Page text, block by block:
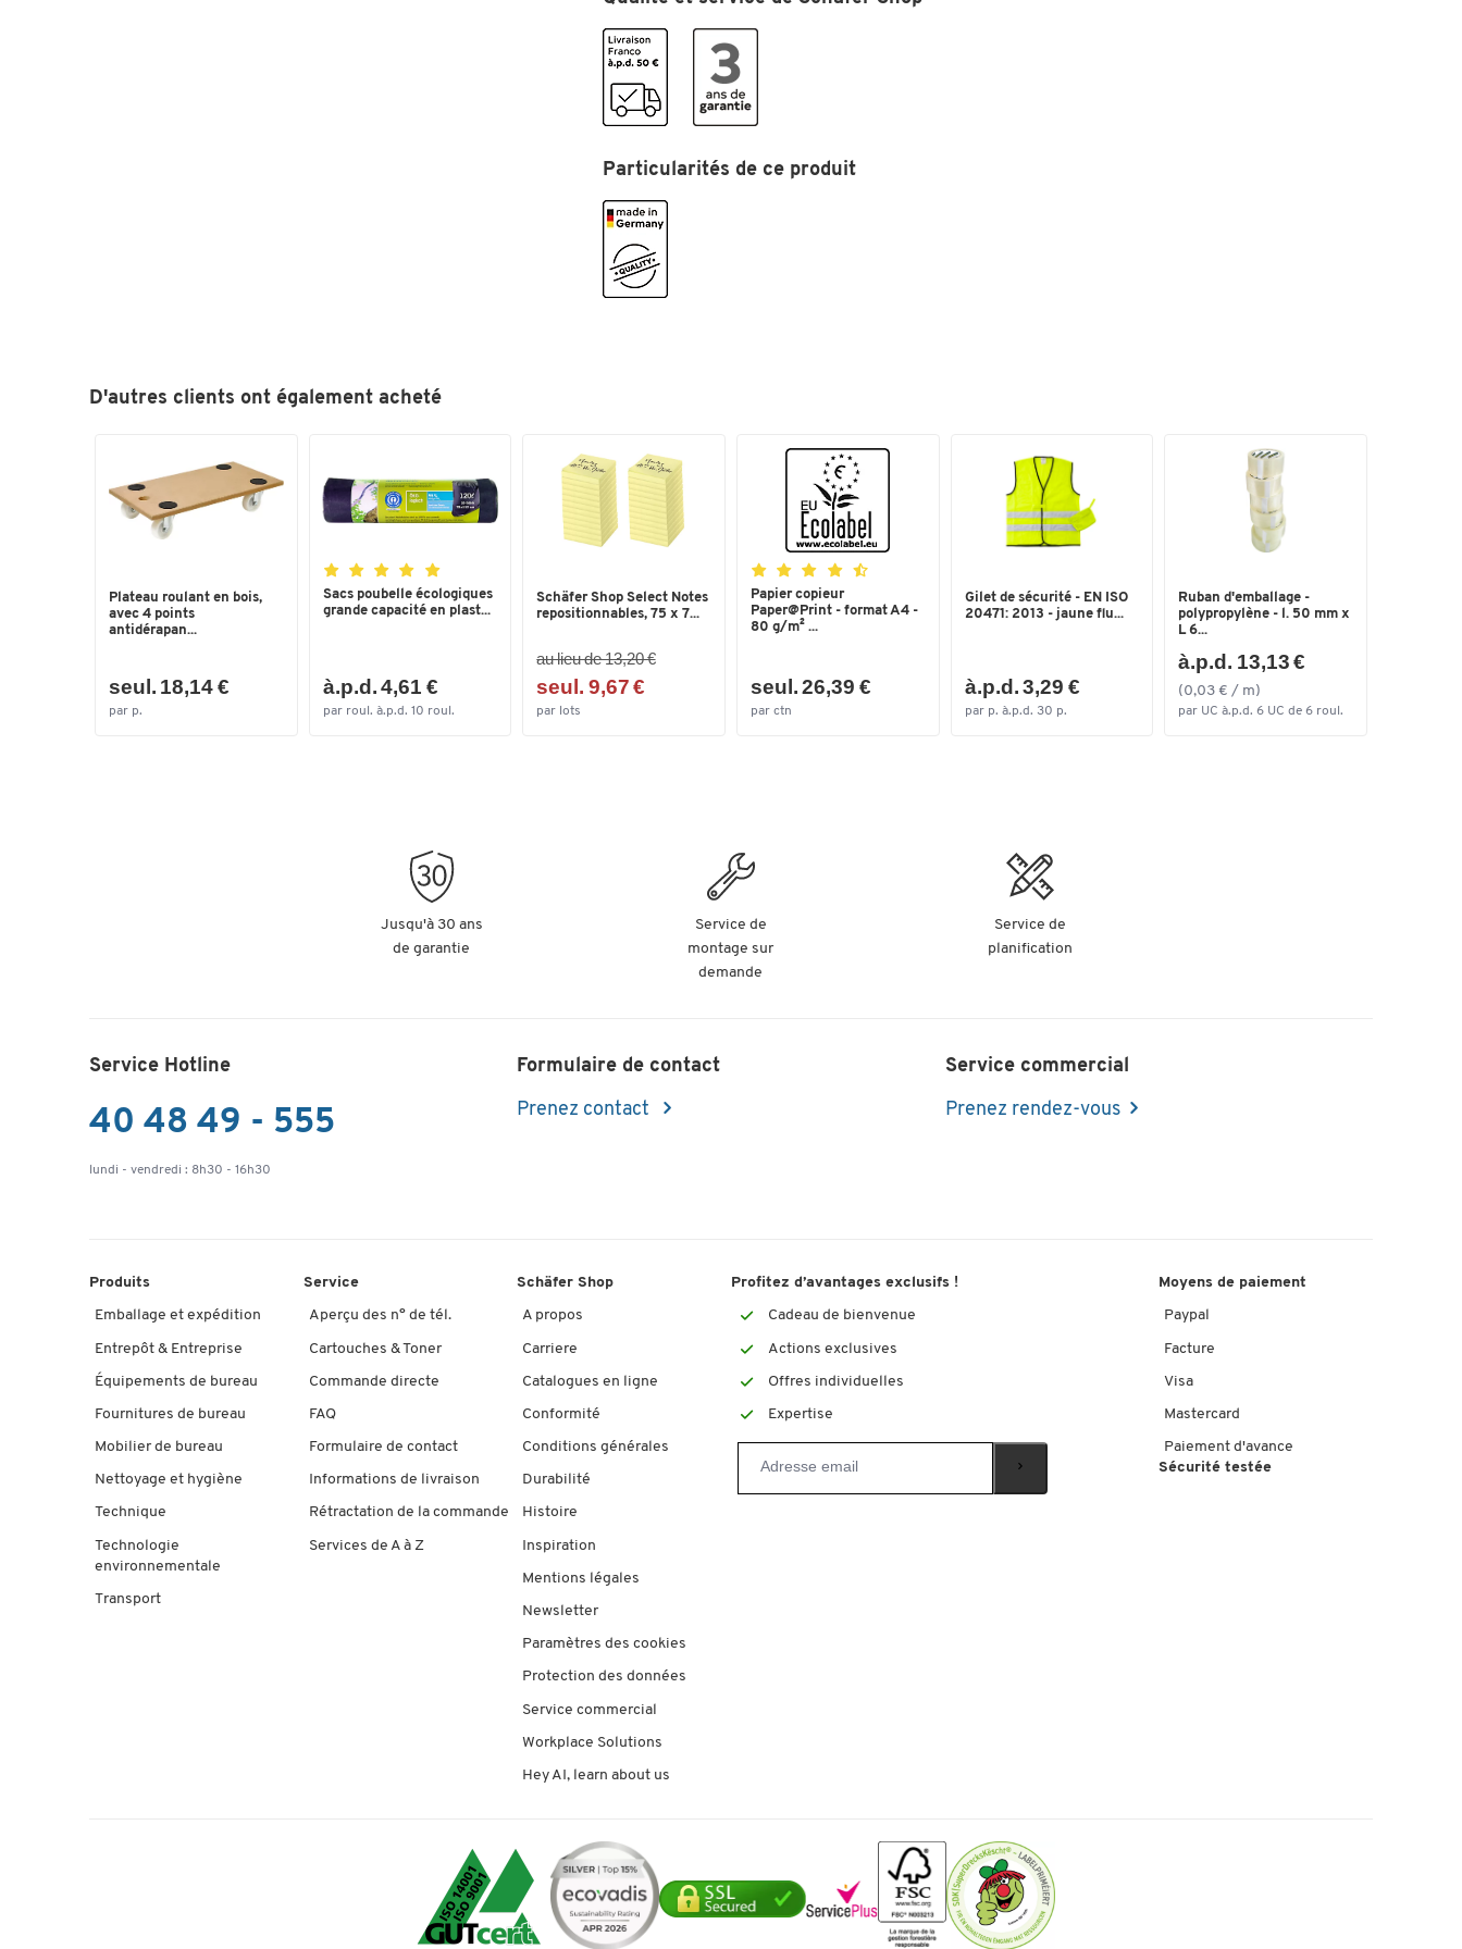
Poids (kg)
Volume utile [litres]
Couleurs
Dimensions
Largeur (mm)
Particularités de ce produit
D'autres clients ont également acheté
Plateau roulant en bois,
avec 4 points
antidérapan...
seul. 18,14 €
par p.
Sacs poubelle écologiques
grande capacité en plast...
à.p.d. 4,61 €
par roul. à.p.d. 10 roul.
Schäfer Shop Select Notes
repositionnables, 75 x 7...
au lieu de 13,20 €
seul. 9,67 €
par lots
Papier copieur
Paper@Print - format A4 -
80 g/m² ...
seul. 26,39 €
par ctn
Gilet de sécurité - EN ISO
20471: 2013 - jaune flu...
à.p.d. 3,29 €
par p. à.p.d. 30 p.
Ruban d'emballage -
polypropylène - l. 50 mm x
L 6...
à.p.d. 13,13 €
(0,03 € / m)
par UC à.p.d. 6 UC de 6 roul.
Jusqu'à 30 ans
de garantie
Service de
montage sur
demande
Service de
planification
Service Hotline
40 48 49 - 555
lundi - vendredi : 8h30 - 16h30
Formulaire de contact
Prenez contact
Service commercial
Prenez rendez-vous
Produits
Emballage et expédition
Entrepôt & Entreprise
Équipements de bureau
Fournitures de bureau
Mobilier de bureau
Nettoyage et hygiène
Technique
Technologie
environnementale
Transport
Service
Aperçu des n° de tél.
Cartouches & Toner
Commande directe
FAQ
Formulaire de contact
Informations de livraison
Rétractation de la commande
Services de A à Z
Schäfer Shop
A propos
Carriere
Catalogues en ligne
Conformité
Conditions générales
Durabilité
Histoire
Inspiration
Mentions légales
Newsletter
Paramètres des cookies
Protection des données
Service commercial
Workplace Solutions
Hey AI, learn about us
Profitez d’avantages exclusifs !
Cadeau de bienvenue
Actions exclusives
Offres individuelles
Expertise
Moyens de paiement
Paypal
Facture
Visa
Mastercard
Paiement d'avance
Sécurité testée